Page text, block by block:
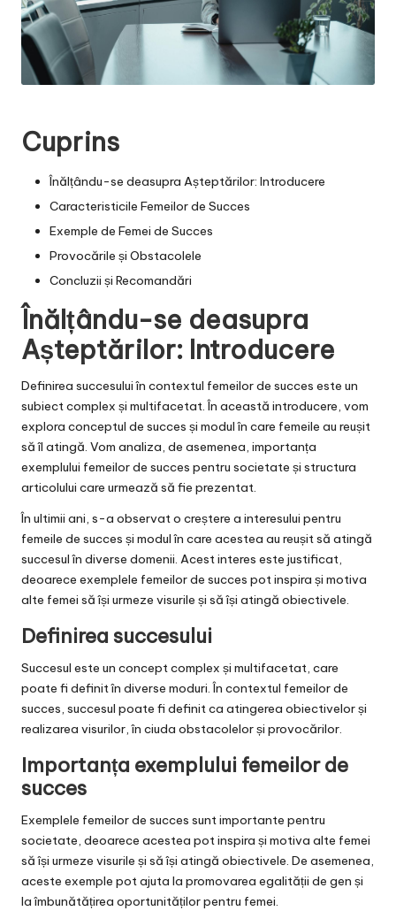
Cuprins
Înălțându-se deasupra Așteptărilor: Introducere
Caracteristicile Femeilor de Succes
Exemple de Femei de Succes
Provocările și Obstacolele
Concluzii și Recomandări
Înălțându-se deasupra
Așteptărilor: Introducere
Definirea succesului în contextul femeilor de succes este un
subiect complex și multifacetat. În această introducere, vom
explora conceptul de succes și modul în care femeile au reușit
să îl atingă. Vom analiza, de asemenea, importanța
exemplului femeilor de succes pentru societate și structura
articolului care urmează să fie prezentat.
În ultimii ani, s-a observat o creștere a interesului pentru
femeile de succes și modul în care acestea au reușit să atingă
succesul în diverse domenii. Acest interes este justificat,
deoarece exemplele femeilor de succes pot inspira și motiva
alte femei să își urmeze visurile și să își atingă obiectivele.
Definirea succesului
Succesul este un concept complex și multifacetat, care
poate fi definit în diverse moduri. În contextul femeilor de
succes, succesul poate fi definit ca atingerea obiectivelor și
realizarea visurilor, în ciuda obstacolelor și provocărilor.
Importanța exemplului femeilor de
succes
Exemplele femeilor de succes sunt importante pentru
societate, deoarece acestea pot inspira și motiva alte femei
să își urmeze visurile și să își atingă obiectivele. De asemenea,
aceste exemple pot ajuta la promovarea egalității de gen și
la îmbunătățirea oportunităților pentru femei.